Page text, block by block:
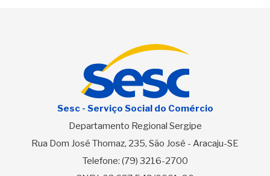
Sesc - Serviço Social do Comércio
Departamento Regional Sergipe
Rua Dom José Thomaz, 235, São José - Aracaju-SE
Telefone: (79) 3216-2700